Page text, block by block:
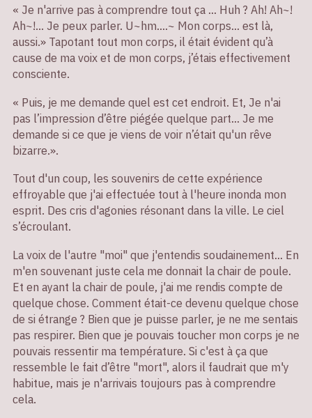
« Je n'arrive pas à comprendre tout ça ... Huh ? Ah! Ah~!
Ah~!... Je peux parler. U~hm....~ Mon corps... est là,
aussi.» Tapotant tout mon corps, il était évident qu’à
cause de ma voix et de mon corps, j’étais effectivement
consciente.
« Puis, je me demande quel est cet endroit. Et, Je n'ai
pas l’impression d’être piégée quelque part... Je me
demande si ce que je viens de voir n’était qu'un rêve
bizarre.».
Tout d'un coup, les souvenirs de cette expérience
effroyable que j'ai effectuée tout à l'heure inonda mon
esprit. Des cris d'agonies résonant dans la ville. Le ciel
s’écroulant.
La voix de l'autre "moi" que j'entendis soudainement... En
m'en souvenant juste cela me donnait la chair de poule.
Et en ayant la chair de poule, j'ai me rendis compte de
quelque chose. Comment était-ce devenu quelque chose
de si étrange ? Bien que je puisse parler, je ne me sentais
pas respirer. Bien que je pouvais toucher mon corps je ne
pouvais ressentir ma température. Si c'est à ça que
ressemble le fait d’être "mort", alors il faudrait que m'y
habitue, mais je n'arrivais toujours pas à comprendre
cela.